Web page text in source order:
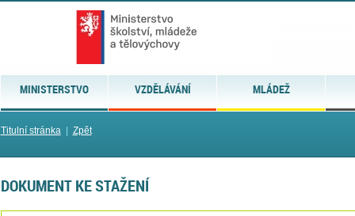
MINISTERSTVO VZDĚLÁVÁNÍ MLÁDEŽ
Titulní stránka| Zpět
DOKUMENT KE STAŽENÍ